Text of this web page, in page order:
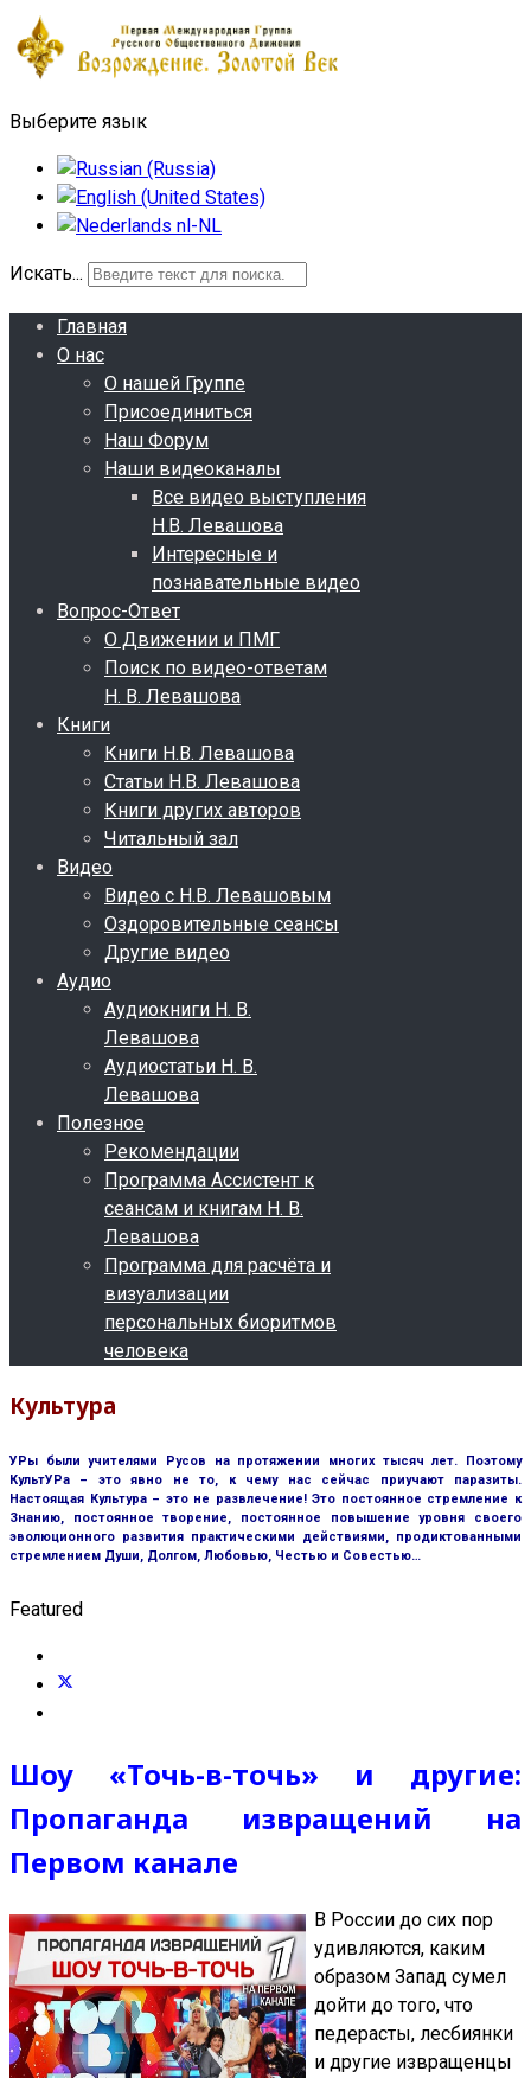
Выберите язык
Искать...
Главная
О нас
О нашей Группе
Присоединиться
Наш Форум
Наши видеоканалы
Все видео выступления
Н.В. Левашова
Интересные и
познавательные видео
Вопрос-Ответ
О Движении и ПМГ
Поиск по видео-ответам
Н. В. Левашова
Книги
Книги Н.В. Левашова
Статьи Н.В. Левашова
Книги других авторов
Читальный зал
Видео
Видео с Н.В. Левашовым
Оздоровительные сеансы
Другие видео
Аудио
Аудиокниги Н. В.
Левашова
Аудиостатьи Н. В.
Левашова
Полезное
Рекомендации
Программа Ассистент к
сеансам и книгам Н. В.
Левашова
Программа для расчёта и
визуализации
персональных биоритмов
человека
Культура
УРы были учителями Русов на протяжении многих тысяч лет. Поэтому
КультУРа – это явно не то, к чему нас сейчас приучают паразиты.
Настоящая Культура – это не развлечение! Это постоянное стремление к
Знанию, постоянное творение, постоянное повышение уровня своего
эволюционного развития практическими действиями, продиктованными
стремлением Души, Долгом, Любовью, Честью и Совестью…
Featured
Шоу «Точь-в-точь» и другие:
Пропаганда извращений на
Первом канале
В России до сих пор
удивляются, каким
образом Запад сумел
дойти до того, что
педерасты, лесбиянки
и другие извращенцы